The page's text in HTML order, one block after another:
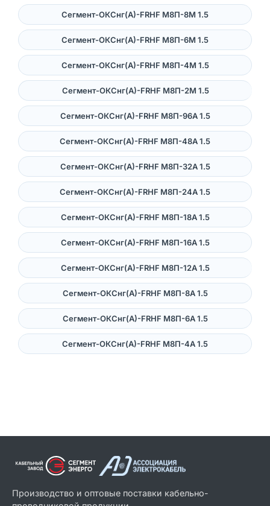
Сегмент-ОКСнг(А)-FRHF M8П-8М 1.5
Сегмент-ОКСнг(А)-FRHF M8П-6М 1.5
Сегмент-ОКСнг(А)-FRHF M8П-4М 1.5
Сегмент-ОКСнг(А)-FRHF M8П-2М 1.5
Сегмент-ОКСнг(А)-FRHF M8П-96A 1.5
Сегмент-ОКСнг(А)-FRHF M8П-48A 1.5
Сегмент-ОКСнг(А)-FRHF M8П-32A 1.5
Сегмент-ОКСнг(А)-FRHF M8П-24A 1.5
Сегмент-ОКСнг(А)-FRHF M8П-18A 1.5
Сегмент-ОКСнг(А)-FRHF M8П-16A 1.5
Сегмент-ОКСнг(А)-FRHF M8П-12A 1.5
Сегмент-ОКСнг(А)-FRHF M8П-8A 1.5
Сегмент-ОКСнг(А)-FRHF M8П-6A 1.5
Сегмент-ОКСнг(А)-FRHF M8П-4A 1.5
Производство и оптовые поставки кабельно-